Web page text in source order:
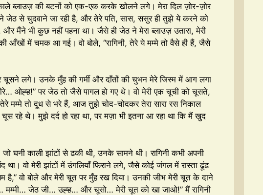
ब्लाउज़ की बटनों को एक-एक करके खोलने लगे। मेरा दिल ज़ोर-ज़ोर
जेठ से चुदवाने जा रही है, और तेरे पति, सास, ससुर ही तुझे ये करने को
मैंने भी कुछ नहीं पहना था। जैसे ही जेठ ने मेरा ब्लाउज़ उतारा, मेरी
आँखों में चमक आ गई। वो बोले, “रागिनी, तेरे ये मम्मे तो वैसे ही हैं, जैसे
चूसने लगे। उनके मुँह की गर्मी और दाँतों की चुभन मेरे जिस्म में आग लगा
ओह्ह!” पर जेठ तो जैसे पागल हो गए थे। वो मेरी एक चूची को चूसते,
मम्मे तो दूध से भरे हैं, आज तुझे चोद-चोदकर तेरा सारा रस निकाल
रहे थे। मुझे दर्द हो रहा था, पर मज़ा भी इतना आ रहा था कि मैं खुद
घनी काली झांटों से ढकी थी, उनके सामने थी। रागिनी कभी अपनी
वो मेरी झांटों में उंगलियाँ फिराने लगे, जैसे कोई जंगल में रास्ता ढूंढ
है,” वो बोले और मेरी चूत पर मुँह रख दिया। उनकी जीभ मेरी चूत के दाने
मम्मी… जेठ जी… उह्ह… और चूसो… मेरी चूत को खा जाओ!” मैं रागिनी